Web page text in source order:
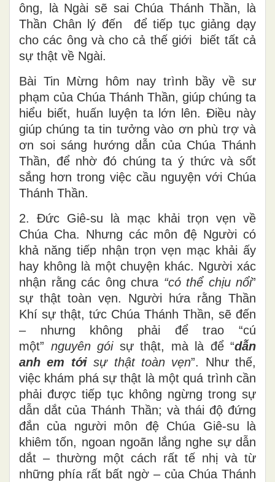
ông, là Ngài sẽ sai Chúa Thánh Thần, là
Thần Chân lý đến để tiếp tục giảng dạy
cho các ông và cho cả thế giới biết tất cả
sự thật về Ngài.
Bài Tin Mừng hôm nay trình bầy về sư
phạm của Chúa Thánh Thần, giúp chúng ta
hiểu biết, huấn luyện ta lớn lên. Điều này
giúp chúng ta tin tưởng vào ơn phù trợ và
ơn soi sáng hướng dẫn của Chúa Thánh
Thần, để nhờ đó chúng ta ý thức và sốt
sắng hơn trong việc cầu nguyện với Chúa
Thánh Thần.
2. Đức Giê-su là mạc khải trọn vẹn về
Chúa Cha. Nhưng các môn đệ Người có
khả năng tiếp nhận trọn vẹn mạc khải ấy
hay không là một chuyện khác. Người xác
nhận rằng các ông chưa “có thể chịu nổi”
sự thật toàn vẹn. Người hứa rằng Thần
Khí sự thật, tức Chúa Thánh Thần, sẽ đến
– nhưng không phải để trao “cú
một” nguyên góisự thật, mà là để “dẫn
anh em tới sự thật toàn vẹn”. Như thế,
việc khám phá sự thật là một quá trình cần
phải được tiếp tục không ngừng trong sự
dẫn dắt của Thánh Thần; và thái độ đứng
đắn của người môn đệ Chúa Giê-su là
khiêm tốn, ngoan ngoãn lắng nghe sự dẫn
dắt – thường một cách rất tế nhị và từ
những phía rất bất ngờ – của Chúa Thánh